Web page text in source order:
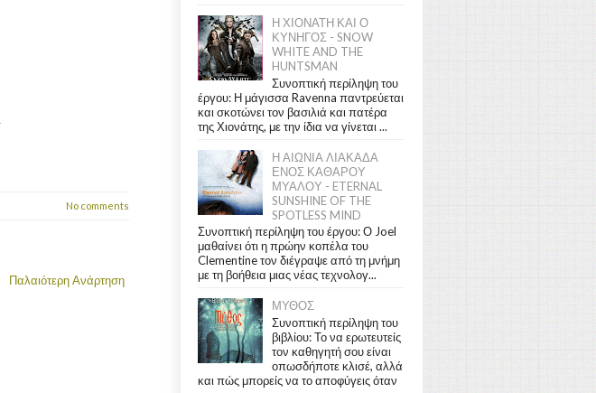
No comments
Παλαιότερη Ανάρτηση
Η ΧΙΟΝΑΤΗ ΚΑΙ Ο
ΚΥΝΗΓΟΣ - SNOW
WHITE AND THE
HUNTSMAN
Συνοπτική περίληψη του
έργου: Η μάγισσα Ravenna παντρεύεται
και σκοτώνει τον βασιλιά και πατέρα
της Χιονάτης, με την ίδια να γίνεται ...
Η ΑΙΩΝΙΑ ΛΙΑΚΑΔΑ
ΕΝΟΣ ΚΑΘΑΡΟΥ
ΜΥΑΛΟΥ - ETERNAL
SUNSHINE OF THE
SPOTLESS MIND
Συνοπτική περίληψη του έργου: Ο Joel
μαθαίνει ότι η πρώην κοπέλα του
Clementine τον διέγραψε από τη μνήμη
με τη βοήθεια μιας νέας τεχνολογ...
ΜΥΘΟΣ
Συνοπτική περίληψη του
βιβλίου: Το να ερωτευτείς
τον καθηγητή σου είναι
οπωσδήποτε κλισέ, αλλά
και πώς μπορείς να το αποφύγεις όταν